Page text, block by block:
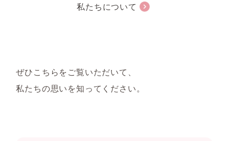
私たちについて
ぜひこちらをご覧いただいて、
私たちの思いを知ってください。